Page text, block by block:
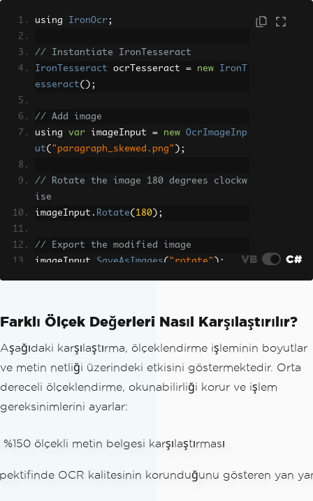
using IronOcr ;
// Instantiate IronTesseract
IronTesseract ocrTesseract = new
IronT
esseract();
// Add image
using var imageInput = new
OcrImageInp
ut( "paragraph_skewed.png" );
// Rotate the image 180 degrees clockw
ise
imageInput . Rotate( 180 );
// Export the modified image
imageInput
SaveAsImages( "rotate" ); VB C#
Farklı Ölçek Değerleri Nasıl Karşılaştırılır?
Aşağıdaki karşılaştırma, ölçeklendirme işleminin boyutlar
ve metin netliği üzerindeki etkisini göstermektedir. Orta
dereceli ölçeklendirme, okunabilirliği korur ve işlem
gereksinimlerini ayarlar: